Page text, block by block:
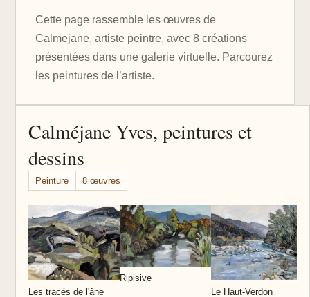
Cette page rassemble les œuvres de
Calmejane, artiste peintre, avec 8 créations
présentées dans une galerie virtuelle. Parcourez
les peintures de l’artiste.
Calméjane Yves, peintures et
dessins
Peinture 8 œuvres
Les tracés de l'âne
Ripisive
Le Haut-Verdon